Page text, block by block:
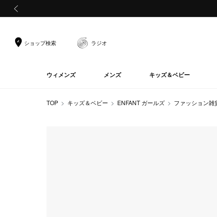
ショップ検索 ラジオ
ウィメンズ メンズ キッズ＆ベビー
TOP キッズ＆ベビー ENFANT ガールズ ファッション雑